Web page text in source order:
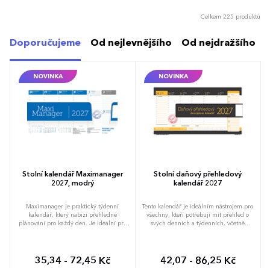
Celkem 225 produktů
Doporučujeme Od nejlevnějšího Od nejdražšího
NOVINKA
Stolní kalendář Maximanager
2027, modrý
Maximanager je praktický týdenní
kalendář, který nabízí přehledné
plánování pro každý den. Je ideální pro
7:00 do 20:00, ideální pro plánování
aktivit. Týdenní přehled: Jedna strana
35,34 - 72,45 Kč
NOVINKA
Stolní daňový přehledový
kalendář 2027
Tento kalendář je ideálním nástrojem pro
všechny, kteří potřebují mít přehled o
svých denních a týdenních, včetně
sloupců. Každý den obsahuje řádky pro
plánování aktivit od 6:00 do 17:00. Na
42,07 - 86,25 Kč